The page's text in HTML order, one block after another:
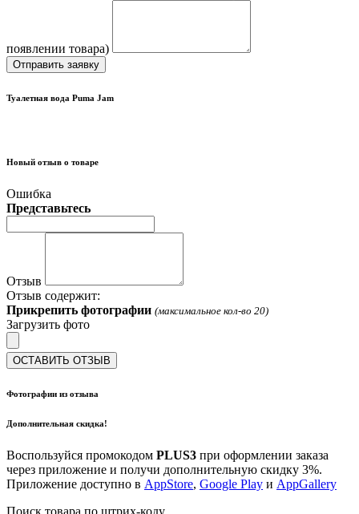
появлении товара)
Отправить заявку
Туалетная вода Puma Jam
Новый отзыв о товаре
Ошибка
Представьтесь
Отзыв
Отзыв содержит:
Прикрепить фотографии (максимальное кол-во 20)
Загрузить фото
ОСТАВИТЬ ОТЗЫВ
Фотографии из отзыва
Дополнительная скидка!
Воспользуйся промокодом PLUS3 при оформлении заказа
через приложение и получи дополнительную скидку 3%.
Приложение доступно в AppStore, Google Play и AppGallery
Поиск товара по штрих-коду